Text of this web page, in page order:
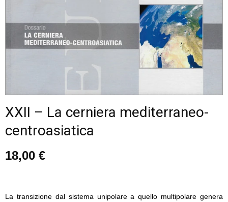
XXII – La cerniera mediterraneo-
centroasiatica
18,00 €
La transizione dal sistema unipolare a quello multipolare genera